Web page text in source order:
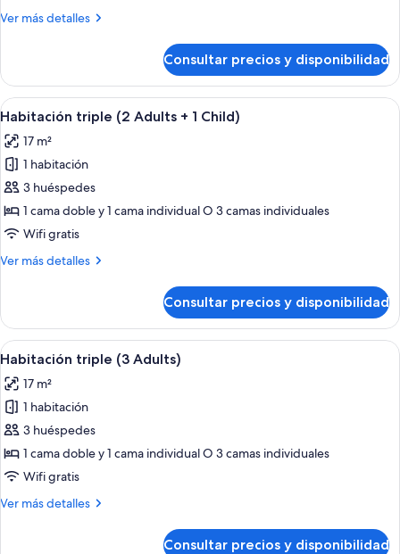
Single
Spa
Access)
Ver más detalles
Más
(Patio
Single
Spa
Access)
Consultar precios y disponibilidad
Abrir
todas
las
fotos
de
Habitación
triple
Adults
Child)
Habitación de hotel con una cama
5
Habitación triple (2 Adults + 1 Child)
17 m²
1 habitación
3 huéspedes
1 cama doble y 1 cama individual O 3 camas individuales
Wifi gratis
Ver más detalles
Más
triple
(2
Adults
Child)
Consultar precios y disponibilidad
Abrir
todas
las
fotos
de
Habitación
triple
Adults)
Habitación de hotel con una cama
5
Habitación triple (3 Adults)
17 m²
1 habitación
3 huéspedes
1 cama doble y 1 cama individual O 3 camas individuales
Wifi gratis
Ver más detalles
Más
Consultar precios y disponibilidad